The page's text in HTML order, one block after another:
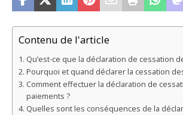
Contenu de l'article
Qu’est-ce que la déclaration de cessation
Pourquoi et quand déclarer la cessation
Comment effectuer la déclaration de
paiements ?
Quelles sont les conséquences de la